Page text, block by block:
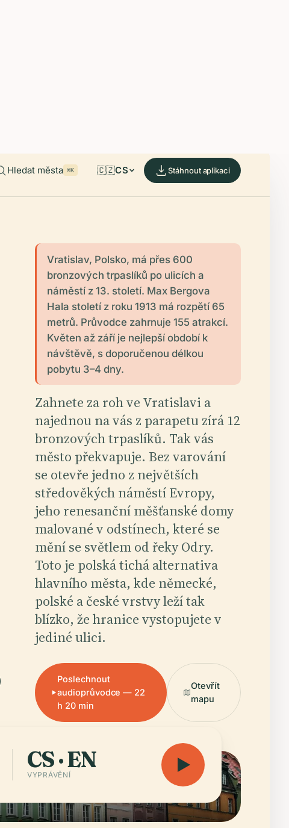
Hledat města ⌘K 🇨🇿CS Stáhnout aplikaci
Vratislav, Polsko, má přes 600
bronzových trpaslíků po ulicích a
náměstí z 13. století. Max Bergova
Hala století z roku 1913 má rozpětí 65
metrů. Průvodce zahrnuje 155 atrakcí.
Květen až září je nejlepší období k
návštěvě, s doporučenou délkou
pobytu 3–4 dny.
Zahnete za roh ve Vratislavi a
najednou na vás z parapetu zírá 12
bronzových trpaslíků. Tak vás
město překvapuje. Bez varování
se otevře jedno z největších
středověkých náměstí Evropy,
jeho renesanční měšťanské domy
malované v odstínech, které se
mění se světlem od řeky Odry.
Toto je polská tichá alternativa
hlavního města, kde německé,
polské a české vrstvy leží tak
blízko, že hranice vystopujete v
jediné ulici.
Poslechnout
audioprůvodce — 22
h 20 min
Otevřít
mapu
CS · EN
VYPRÁVĚNÍ